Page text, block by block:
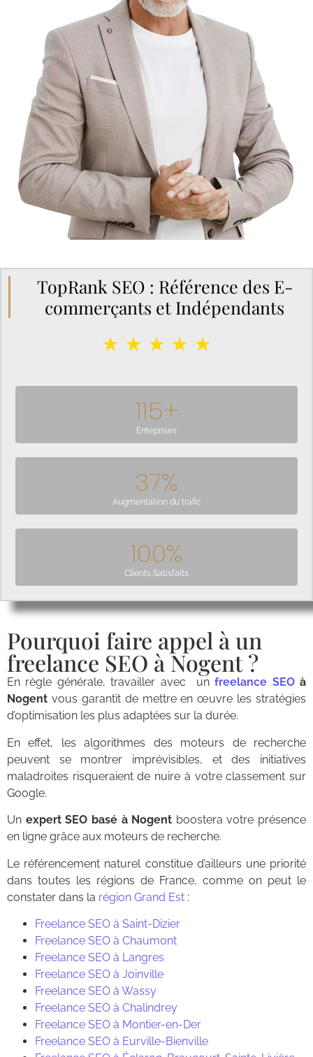
TopRank SEO : Référence des E-
commerçants et Indépendants
★ ★ ★ ★ ★
Enteprises
115+
Augmentation du trafic
37%
Clients Satisfaits
100%
Pourquoi faire appel à un
freelance SEO à Nogent ?
En règle générale, travailler avec unfreelance SEOà
Nogent vous garantit de mettre en œuvre les stratégies
d’optimisation les plus adaptées sur la durée.
En effet, les algorithmes des moteurs de recherche
peuvent se montrer imprévisibles, et des initiatives
maladroites risqueraient de nuire à votre classement sur
Google.
Un expert SEO basé à Nogent boostera votre présence
en ligne grâce aux moteurs de recherche.
Le référencement naturel constitue d’ailleurs une priorité
dans toutes les régions de France, comme on peut le
constater dans la région Grand Est :
Freelance SEO à Saint-Dizier
Freelance SEO à Chaumont
Freelance SEO à Langres
Freelance SEO à Joinville
Freelance SEO à Wassy
Freelance SEO à Chalindrey
Freelance SEO à Montier-en-Der
Freelance SEO à Eurville-Bienville